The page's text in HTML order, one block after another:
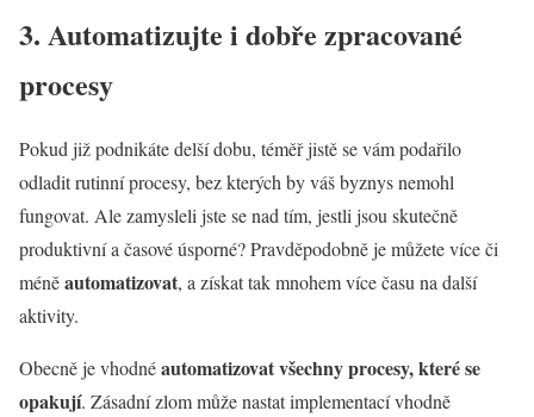
3. Automatizujte i dobře zpracované
procesy
Pokud již podnikáte delší dobu, téměř jistě se vám podařilo
odladit rutinní procesy, bez kterých by váš byznys nemohl
fungovat. Ale zamysleli jste se nad tím, jestli jsou skutečně
produktivní a časové úsporné? Pravděpodobně je můžete více či
méněautomatizovat, a získat tak mnohem více času na další
aktivity.
Obecně je vhodnéautomatizovat všechny procesy, které se
opakují. Zásadní zlom může nastat implementací vhodně